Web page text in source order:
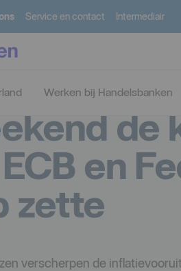
Service en contact Intermediair
Werken bij Handelsbanken
naar
de
en
zette
verscherpen de